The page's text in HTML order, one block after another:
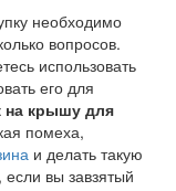
необходимо
вопросов.
использовать
его для
на крышу для
помеха,
и делать такую
вы завзятый